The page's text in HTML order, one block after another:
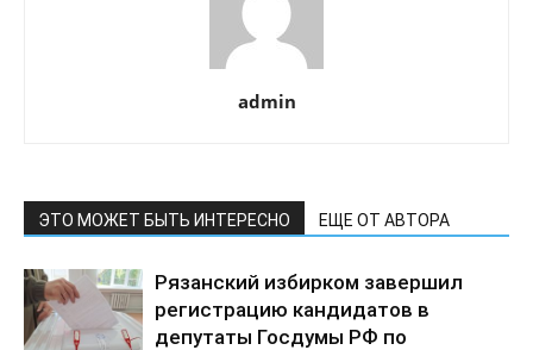
admin
ЭТО МОЖЕТ БЫТЬ ИНТЕРЕСНО ЕЩЕ ОТ АВТОРА
Рязанский избирком завершил
регистрацию кандидатов в
депутаты Госдумы РФ по